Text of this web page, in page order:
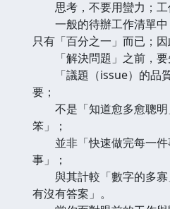
思考，不要用蠻力；工
一般的待辦工作清單中
只有「百分之一」而已；因
「解決問題」之前，要
「議題（issue）的品
要；
不是「知道愈多愈聰明
笨」；
並非「快速做完每一件
事」；
與其計較「數字的多寡
有沒有答案」。